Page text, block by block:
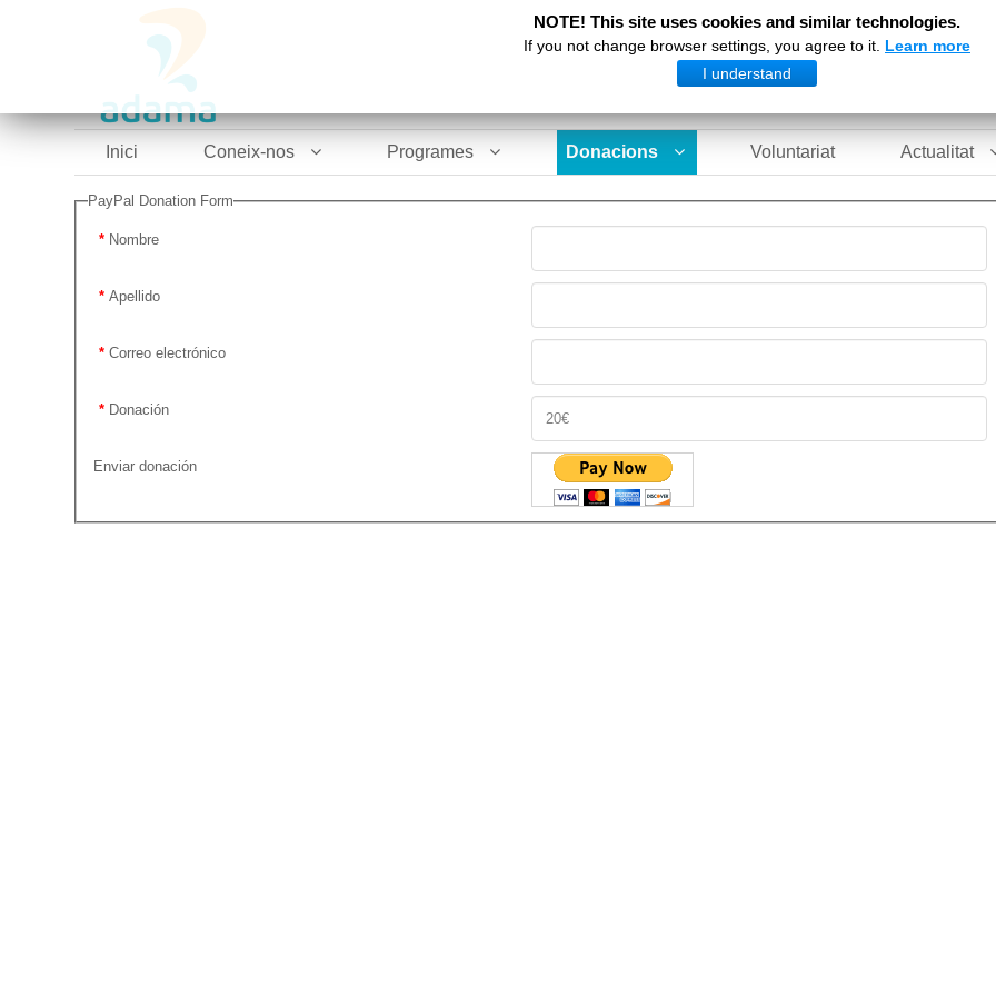
NOTE! This site uses cookies and similar technologies.
If you not change browser settings, you agree to it. Learn more
I understand
Inici Coneix-nos Programes Donacions Voluntariat Actualitat
PayPal Donation Form
*Nombre
*Apellido
*Correo electrónico
*Donación
Enviar donación